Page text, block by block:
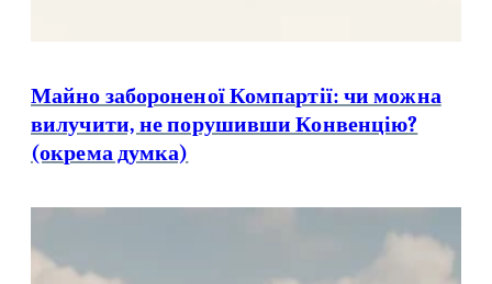
Майно забороненої Компартії: чи можна
вилучити, не порушивши Конвенцію?
(окрема думка)